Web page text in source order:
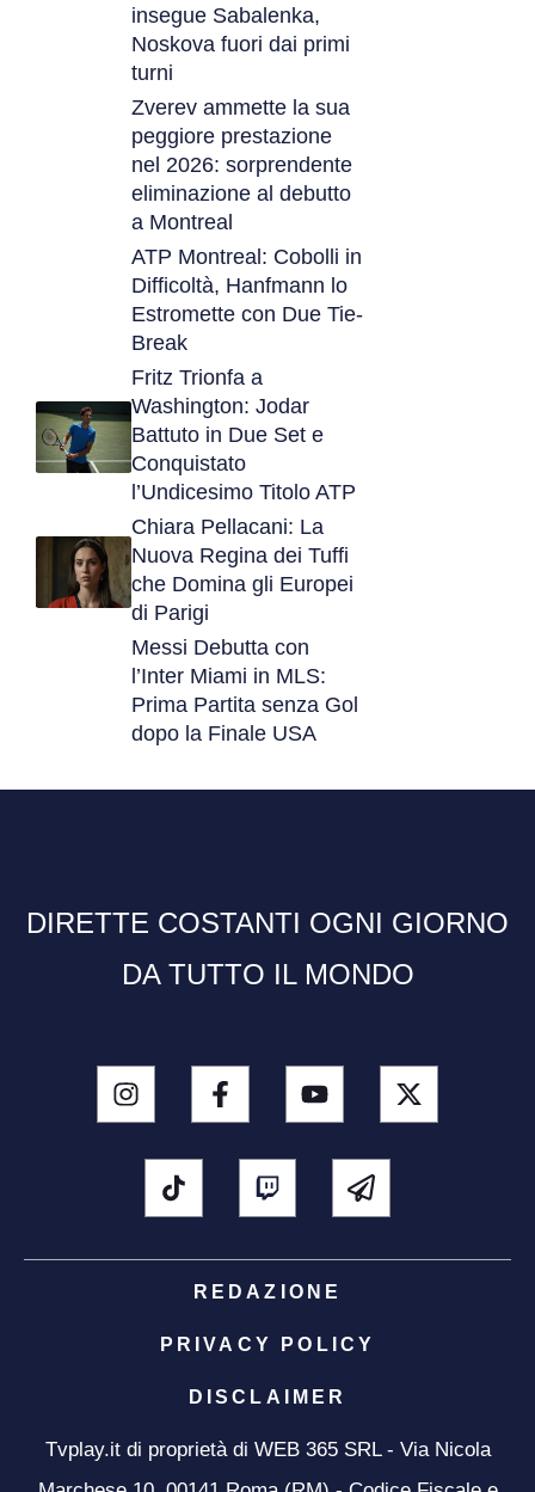
insegue Sabalenka,
Noskova fuori dai primi
turni
Zverev ammette la sua
peggiore prestazione
nel 2026: sorprendente
eliminazione al debutto
a Montreal
ATP Montreal: Cobolli in
Difficoltà, Hanfmann lo
Estromette con Due Tie-
Break
Fritz Trionfa a
Washington: Jodar
Battuto in Due Set e
Conquistato
l’Undicesimo Titolo ATP
Chiara Pellacani: La
Nuova Regina dei Tuffi
che Domina gli Europei
di Parigi
Messi Debutta con
l’Inter Miami in MLS:
Prima Partita senza Gol
dopo la Finale USA
DIRETTE COSTANTI OGNI GIORNO
DA TUTTO IL MONDO
REDAZIONE
PRIVACY POLICY
DISCLAIMER
Tvplay.it di proprietà di WEB 365 SRL - Via Nicola